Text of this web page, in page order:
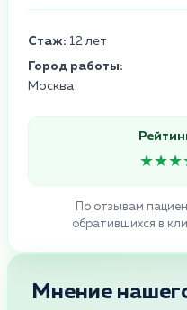
Стаж: 12 лет
Город работы:
Москва
По отзывам
обратившихся в
Мнение